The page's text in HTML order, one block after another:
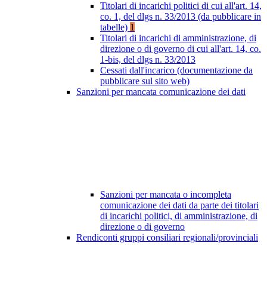
Titolari di incarichi politici di cui all'art. 14,
co. 1, del dlgs n. 33/2013 (da pubblicare in
tabelle) 1
Titolari di incarichi di amministrazione, di
direzione o di governo di cui all'art. 14, co.
1-bis, del dlgs n. 33/2013
Cessati dall'incarico (documentazione da
pubblicare sul sito web)
Sanzioni per mancata comunicazione dei dati
Sanzioni per mancata o incompleta
comunicazione dei dati da parte dei titolari
di incarichi politici, di amministrazione, di
direzione o di governo
Rendiconti gruppi consiliari regionali/provinciali